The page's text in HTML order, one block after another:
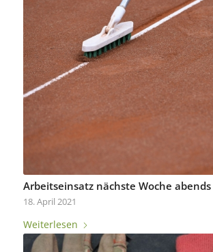
Arbeitseinsatz nächste Woche abends
18. April 2021
Weiterlesen